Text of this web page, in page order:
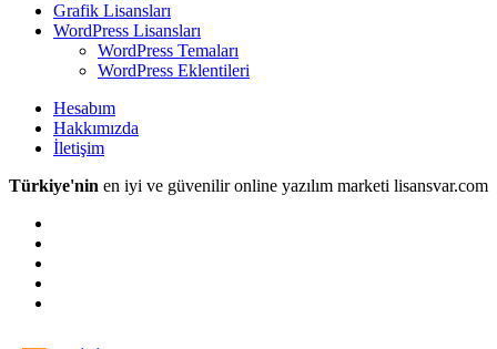
Grafik Lisansları
WordPress Lisansları
WordPress Temaları
WordPress Eklentileri
Hesabım
Hakkımızda
İletişim
Türkiye'nin en iyi ve güvenilir online yazılım marketi lisansvar.com